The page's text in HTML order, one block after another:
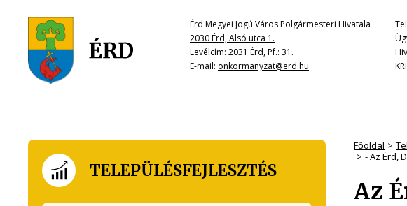
Érd Megyei Jogú Város Polgármesteri Hivatala
2030 Érd, Alsó utca 1.
Levélcím: 2031 Érd, Pf.: 31.
E-mail: onkormanyzat@erd.hu
Főoldal
- Az Érd,
Az
TELEPÜLÉSFEJLESZTÉS